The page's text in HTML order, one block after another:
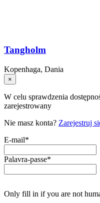
Tangholm
Kopenhaga, Dania
×
W celu sprawdzenia
zarejestrowany
Nie masz konta? Zarejestruj
E-mail*
Palavra-passe*
Only fill in if you are not